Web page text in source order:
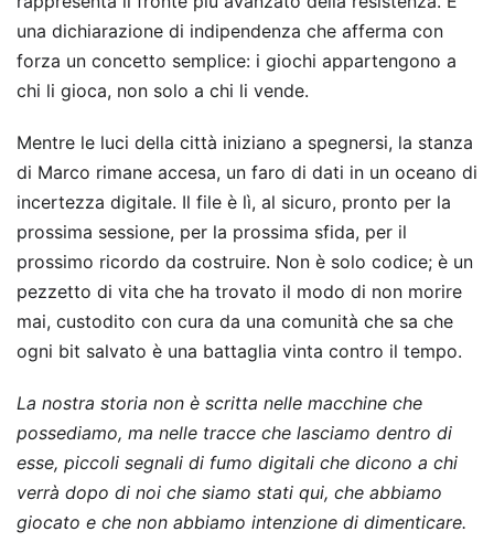
una dichiarazione di indipendenza che afferma con
forza un concetto semplice: i giochi appartengono a
chi li gioca, non solo a chi li vende.
Mentre le luci della città iniziano a spegnersi, la stanza
di Marco rimane accesa, un faro di dati in un oceano di
incertezza digitale. Il file è lì, al sicuro, pronto per la
prossima sessione, per la prossima sfida, per il
prossimo ricordo da costruire. Non è solo codice; è un
pezzetto di vita che ha trovato il modo di non morire
mai, custodito con cura da una comunità che sa che
ogni bit salvato è una battaglia vinta contro il tempo.
La nostra storia non è scritta nelle macchine che
possediamo, ma nelle tracce che lasciamo dentro di
esse, piccoli segnali di fumo digitali che dicono a chi
verrà dopo di noi che siamo stati qui, che abbiamo
giocato e che non abbiamo intenzione di dimenticare.